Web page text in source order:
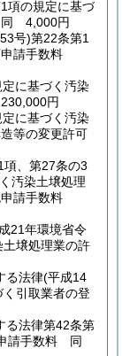
項の規定に基づ
同 4,000円
号)第22条第1
申請手数料
に基づく汚染
円
に基づく汚染
等の変更許可
項、第27条の3
汚染土壌処理
申請手数料
21年環境省令
壌処理業の許
る法律(平成14
引取業者の登
る法律第42条第
申請手数料 同